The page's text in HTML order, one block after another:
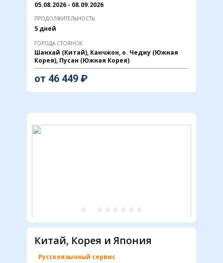
05.08.2026 - 08.09.2026
ПРОДОЛЖИТЕЛЬНОСТЬ:
5 дней
ГОРОДА СТОЯНОК:
Шанхай (Китай), Канчжон, о. Чеджу (Южная
Корея), Пусан (Южная Корея)
от ​46 ​449 ₽
Китай, Корея и Япония
Русскоязычный сервис